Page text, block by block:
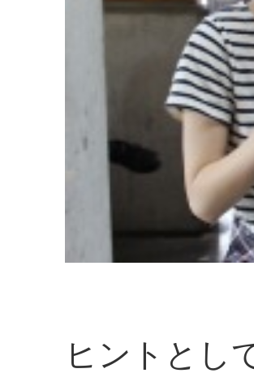
ヒントとし